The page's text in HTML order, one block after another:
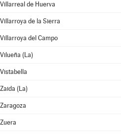
Villarreal de Huerva
Villarroya de la Sierra
Villarroya del Campo
Vilueña (La)
Vistabella
Zaida (La)
Zaragoza
Zuera